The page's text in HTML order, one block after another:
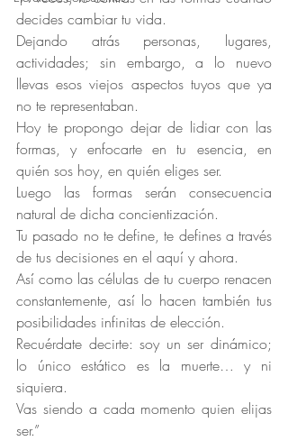
decides cambiar tu vida.
Dejando atrás personas, lugares,
actividades; sin embargo, a lo nuevo
llevas esos viejos aspectos tuyos que ya
no te representaban.
Hoy te propongo dejar de lidiar con las
formas, y enfocarte en tu esencia, en
quién sos hoy, en quién eliges ser.
Luego las formas serán consecuencia
natural de dicha concientización.
Tu pasado no te define, te defines a través
de tus decisiones en el aquí y ahora.
Así como las células de tu cuerpo renacen
constantemente, así lo hacen también tus
posibilidades infinitas de elección.
Recuérdate decirte: soy un ser dinámico;
lo único estático es la muerte… y ni
siquiera.
Vas siendo a cada momento quien elijas
ser.”